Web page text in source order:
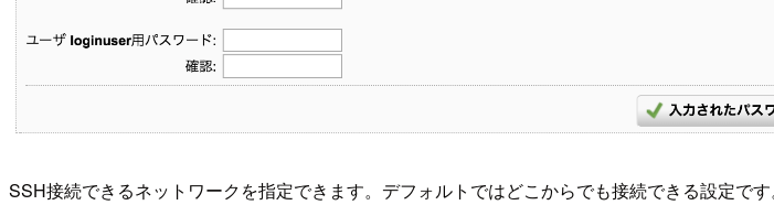
SSH接続できるネットワークを指定できます。デフォルトではどこからでも接続できる設定